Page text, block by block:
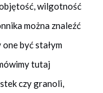
wilgotność
można znaleźć
być stałym
tutaj
czy granoli,